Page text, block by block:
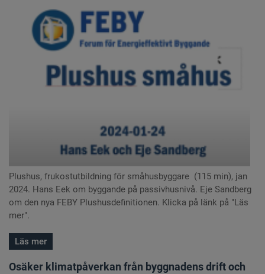
Plushus, frukostutbildning för småhusbyggare (115 min), jan
2024. Hans Eek om byggande på passivhusnivå. Eje Sandberg
om den nya FEBY Plushusdefinitionen. Klicka på länk på "Läs
mer".
Läs mer
Osäker klimatpåverkan från byggnadens drift och